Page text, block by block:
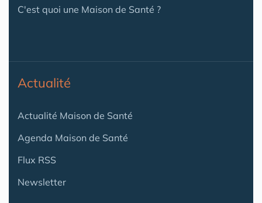
C'est quoi une Maison de Santé ?
Actualité
Actualité Maison de Santé
Agenda Maison de Santé
Flux RSS
Newsletter